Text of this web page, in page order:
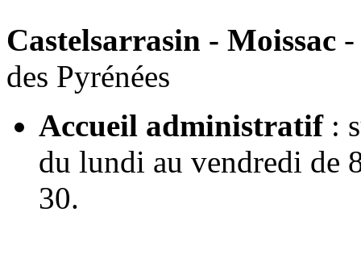
Castelsarrasin - Moissac -
des Pyrénées
Accueil administratif:
du lundi au vendredi de
30.